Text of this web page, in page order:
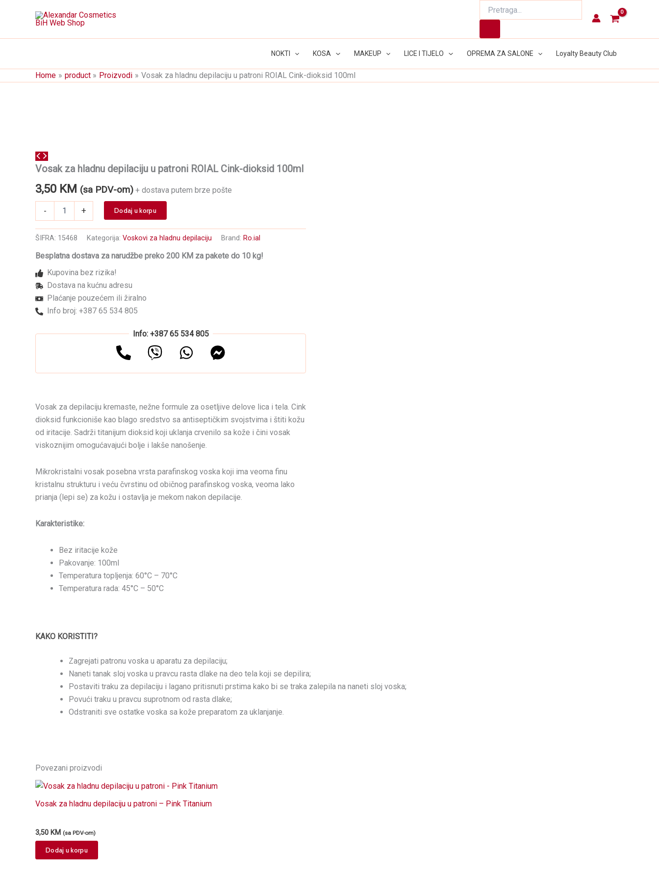
search
NOKTI KOSA MAKEUP LICE I TIJELO OPREMA ZA SALONE Loyalty Beauty Club
Home product Proizvodi Vosak za hladnu depilaciju u patroni ROIAL Cink-dioksid 100ml
Vosak za hladnu depilaciju u patroni ROIAL Cink-dioksid 100ml
3,50 KM (sa PDV-om) + dostava putem brze pošte
-
depilaciju
patroni
Cink-
dioksid
100ml
količina
+ Dodaj u korpu
ŠIFRA: 15468 Kategorija: Voskovi za hladnu depilaciju Brand: Ro.ial
Besplatna dostava za narudžbe preko 200 KM za pakete do 10 kg!
Kupovina bez rizika!
Dostava na kućnu adresu
Plaćanje pouzećem ili žiralno
Info broj: +387 65 534 805
Info: +387 65 534 805
Vosak za depilaciju kremaste, nežne formule za osetljive delove lica i tela. Cink
dioksid funkcioniše kao blago sredstvo sa antiseptičkim svojstvima i štiti kožu
od iritacije. Sadrži titanijum dioksid koji uklanja crvenilo sa kože i čini vosak
viskoznijim omogućavajući bolje i lakše nanošenje.
Mikrokristalni vosak posebna vrsta parafinskog voska koji ima veoma finu
kristalnu strukturu i veću čvrstinu od običnog parafinskog voska, veoma lako
prianja (lepi se) za kožu i ostavlja je mekom nakon depilacije.
Karakteristike:
Bez iritacije kože
Pakovanje: 100ml
Temperatura topljenja: 60°C – 70°C
Temperatura rada: 45°C – 50°C
KAKO KORISTITI?
Zagrejati patronu voska u aparatu za depilaciju;
Naneti tanak sloj voska u pravcu rasta dlake na deo tela koji se depilira;
Postaviti traku za depilaciju i lagano pritisnuti prstima kako bi se traka zalepila na naneti sloj voska;
Povući traku u pravcu suprotnom od rasta dlake;
Odstraniti sve ostatke voska sa kože preparatom za uklanjanje.
Povezani proizvodi
Vosak za hladnu depilaciju u patroni – Pink Titanium
3,50 KM (sa PDV-om)
Dodaj u korpu